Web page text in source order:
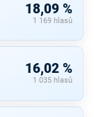
18,09 %
1 169 hlasů
16,02 %
1 035 hlasů